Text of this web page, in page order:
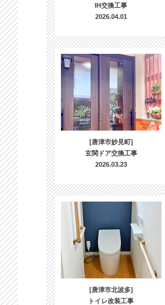
IH交換工事
2026.04.01
[唐津市妙見町]
玄関ドア交換工事
2026.03.23
[唐津市北波多]
トイレ改装工事